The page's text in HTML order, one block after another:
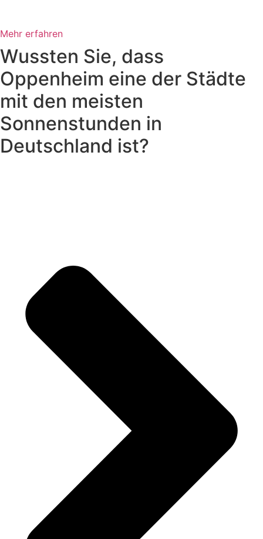
Mehr erfahren
Wussten Sie, dass
Oppenheim eine der Städte
mit den meisten
Sonnenstunden in
Deutschland ist?